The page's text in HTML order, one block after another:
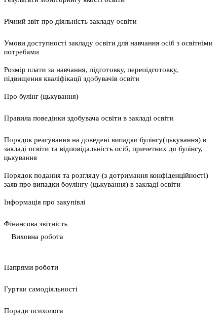
Річний звіт про діяльність закладу освіти
Умови доступності закладу освіти для навчання осіб з освітніми
потребами
Розмір плати за навчання, підготовку, перепідготовку,
підвищення кваліфікації здобувачів освіти
Про булінг (цькування)
Правила поведінки здобувача освіти в закладі освіти
Порядок реагування на доведені випадки булінгу(цькування) в
закладі освіти та відповідальність осіб, причетних до булінгу,
цькування
Порядок подання та розгляду (з дотримання конфіденційності)
заяв про випадки боулінгу (цькування) в закладі освіти
Інформація про закупівлі
Фінансова звітність
Виховна робота
Напрями роботи
Гуртки самодіяльності
Поради психолога